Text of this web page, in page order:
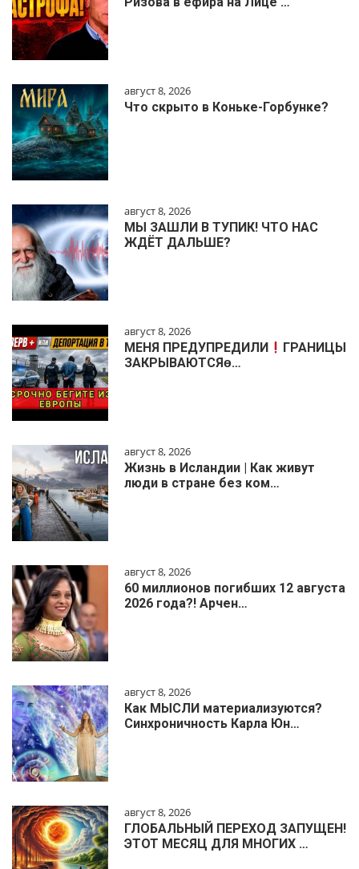
август 8, 2026
Что скрыто в Коньке-Горбунке?
август 8, 2026
МЫ ЗАШЛИ В ТУПИК! ЧТО НАС
ЖДЁТ ДАЛЬШЕ?
август 8, 2026
МЕНЯ ПРЕДУПРЕДИЛИ
ГРАНИЦЫ
ЗАКРЫВАЮТСЯɵ…
август 8, 2026
Жизнь в Исландии | Как живут
люди в стране без ком…
август 8, 2026
60 миллионов погибших 12 августа
2026 года?! Арчен…
август 8, 2026
Как МЫСЛИ материализуются?
Синхроничность Карла Юн…
август 8, 2026
ГЛОБАЛЬНЫЙ ПЕРЕХОД ЗАПУЩЕН!
ЭТОТ МЕСЯЦ ДЛЯ МНОГИХ …